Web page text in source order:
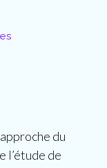
du
l’étude de